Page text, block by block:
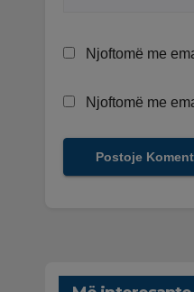
Njoftomë me
Njoftomë me